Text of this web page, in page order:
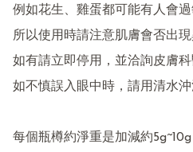
例如花生、雞蛋都可能有人會
所以使用時請注意肌膚會否出現
如有請立即停用，並洽詢皮膚科
如不慎誤入眼中時，請用清水
每個瓶樽約淨重是加減約5g~10g